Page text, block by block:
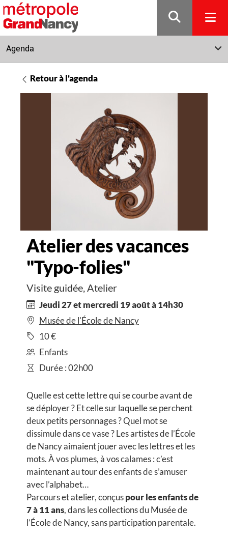
Gestion de vos préférences sur les cookies
Agenda
Retour à l'agenda
Atelier des vacances
"Typo-folies"
Visite guidée, Atelier
Jeudi 27 et mercredi 19 août à 14h30
Musée de l'École de Nancy
10 €
Enfants
Durée : 02h00
Quelle est cette lettre qui se courbe avant de
se déployer ? Et celle sur laquelle se perchent
deux petits personnages ? Quel mot se
dissimule dans ce vase ? Les artistes de l’École
de Nancy aimaient jouer avec les lettres et les
mots. À vos plumes, à vos calames : c’est
maintenant au tour des enfants de s’amuser
avec l’alphabet…
Parcours et atelier, conçuspour les enfants de
7 à 11 ans, dans les collections du Musée de
l’École de Nancy, sans participation parentale.